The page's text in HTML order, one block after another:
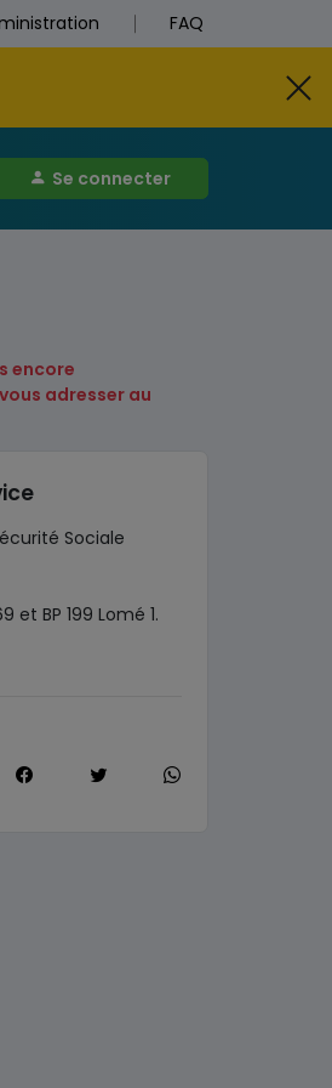
FAQ
Se connecter
encore
adresser au
Sociale
et BP 199 Lomé 1.